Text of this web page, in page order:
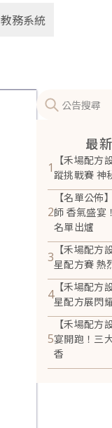
教務系統
最
1 【禾場配方
蹤挑戰賽 神
2
【名單公佈
師 香氣盛宴
名單出爐
3 【禾場配方
星配方賽 熱
4 【禾場配方
星配方展閃
5
【禾場配方
宴開跑！三
香